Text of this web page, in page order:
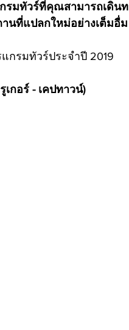
รมทัวร์ที่คุณสามารถเดินท
ที่แปลกใหม่อย่างเต็มอื่ม
กรมทัวร์ประจำปี 2019
กอร์ - เคปทาวน์)